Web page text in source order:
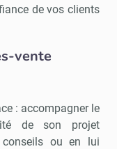
de vos clients
vente
: accompagner le
de son projet
ou en lui